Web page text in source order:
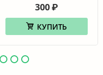
300₽
КУПИТЬ